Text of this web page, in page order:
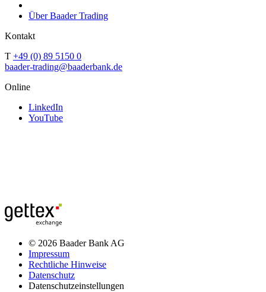
Über Baader Trading
Kontakt
T +49 (0) 89 5150 0
baader-trading@baaderbank.de
Online
LinkedIn
YouTube
© 2026 Baader Bank AG
Impressum
Rechtliche Hinweise
Datenschutz
Datenschutzeinstellungen